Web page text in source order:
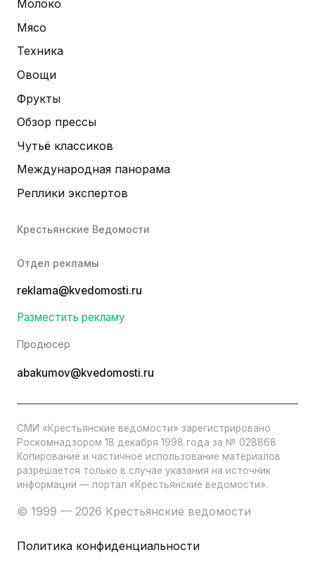
Молоко
Мясо
Техника
Овощи
Фрукты
Обзор прессы
Чутьё классиков
Международная панорама
Реплики экспертов
Крестьянские Ведомости
Отдел рекламы
reklama@kvedomosti.ru
Разместить рекламу
Продюсер
abakumov@kvedomosti.ru
СМИ «Крестьянские ведомости» зарегистрировано
Роскомнадзором 18 декабря 1998 года за № 028868
Копирование и частичное использование материалов
разрешается только в случае указания на источник
информации — портал «Крестьянские ведомости».
© 1999 — 2026 Крестьянские ведомости
Политика конфиденциальности